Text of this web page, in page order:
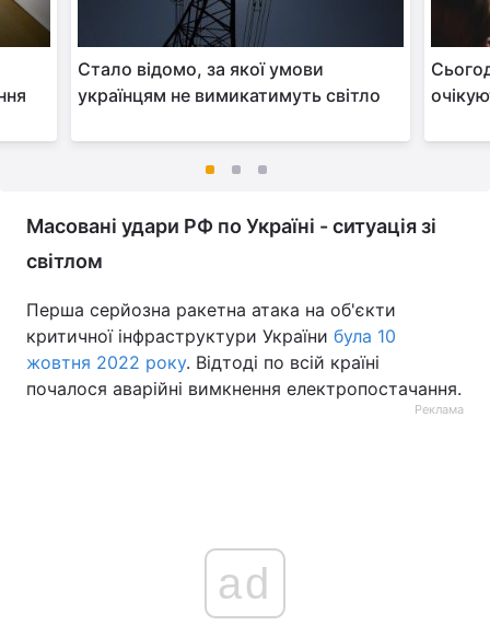
Стало відомо, за якої умови
українцям не вимикатимуть світло
Масовані удари РФ по Україні - ситуація зі
світлом
Перша серйозна ракетна атака на об'єкти
критичної інфраструктури України була 10
жовтня 2022 року. Відтоді по всій країні
почалося аварійні вимкнення електропостачання.
Реклама
ad